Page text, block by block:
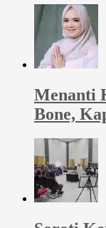
Menanti
Bone,